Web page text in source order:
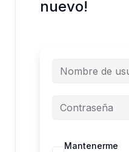
nuevo!
Mantenerme